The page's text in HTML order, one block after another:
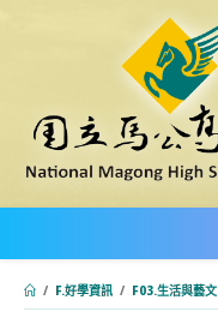
內
/ F.好學資訊 / F03.生活與藝文